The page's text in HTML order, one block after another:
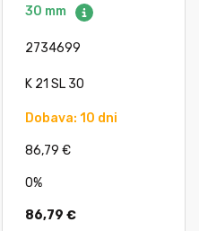
30 mm
2734699
K 21 SL 30
Dobava: 10 dni
86,79 €
0%
86,79 €